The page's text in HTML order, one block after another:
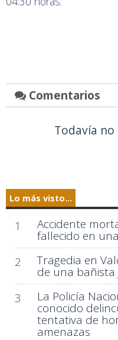
Comentarios
Todavía
Lo más visto...
1 Accidente
fallecido en
2
Tragedia en
de una bañista
3
La Policía
conocido
tentativa de
amenazas